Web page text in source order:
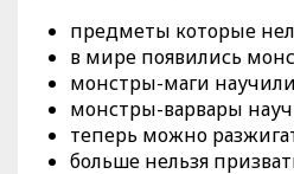
предметы которые
в мире появились
монстры-маги
монстры-варвары
теперь можно
больше нельзя